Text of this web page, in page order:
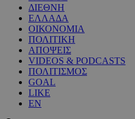
ΔΙΕΘΝΗ
ΕΛΛΑΔΑ
ΟΙΚΟΝΟΜΙΑ
ΠΟΛΙΤΙΚΗ
ΑΠΟΨΕΙΣ
VIDEOS & PODCASTS
ΠΟΛΙΤΙΣΜΟΣ
GOAL
LIKE
EN